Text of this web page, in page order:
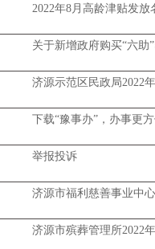
2022年8月高龄津贴发放
关于新增政府购买“六助
济源示范区民政局2022
下载“豫事办”，办事更
举报投诉
济源市福利慈善事业中
济源市殡葬管理所2022